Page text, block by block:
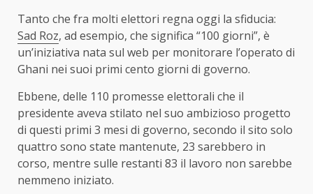
Tanto che fra molti elettori regna oggi la sfiducia:
Sad Roz, ad esempio, che significa “100 giorni”, è
un’iniziativa nata sul web per monitorare l’operato di
Ghani nei suoi primi cento giorni di governo.
Ebbene, delle 110 promesse elettorali che il
presidente aveva stilato nel suo ambizioso progetto
di questi primi 3 mesi di governo, secondo il sito solo
quattro sono state mantenute, 23 sarebbero in
corso, mentre sulle restanti 83 il lavoro non sarebbe
nemmeno iniziato.